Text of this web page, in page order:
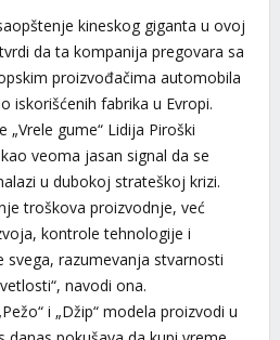
kineskog giganta u ovoj
da ta kompanija pregovara sa
proizvođačima automobila
iskorišćenih fabrika u Evropi.
gume“ Lidija Piroški
veoma jasan signal da se
u dubokoj strateškoj krizi.
troškova proizvodnje, već
kontrole tehnologije i
svega, razumevanja stvarnosti
navodi ona.
i „Džip“ modela proizvodi u